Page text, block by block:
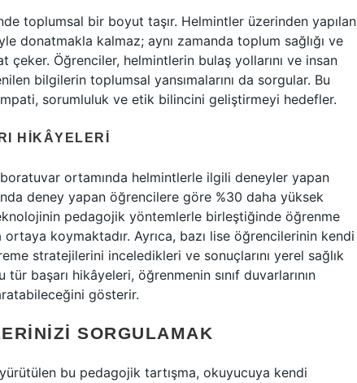
toplumsal bir boyut taşır. Helmintler üzerinden yapılan
donatmakla kalmaz; aynı zamanda toplum sağlığı ve
Öğrenciler, helmintlerin bulaş yollarını ve insan
bilgilerin toplumsal yansımalarını da sorgular. Bu
sorumluluk ve etik bilincini geliştirmeyi hedefler.
HIKÂYELERI
ortamında helmintlerle ilgili deneyler yapan
deney yapan öğrencilere göre %30 daha yüksek
pedagojik yöntemlerle birleştiğinde öğrenme
koymaktadır. Ayrıca, bazı lise öğrencilerinin kendi
stratejilerini inceledikleri ve sonuçlarını yerel sağlık
tür başarı hikâyeleri, öğrenmenin sınıf duvarlarının
gösterir.
SORGULAMAK
bu pedagojik tartışma, okuyucuya kendi